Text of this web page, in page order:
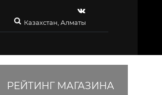
Казахстан, Алматы
РЕЙТИНГ МАГАЗИНА